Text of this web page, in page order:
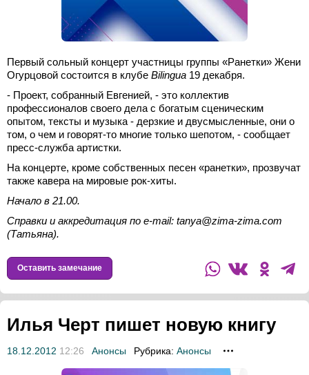
Первый сольный концерт участницы группы «Ранетки» Жени
Огурцовой состоится в клубе Bilingua 19 декабря.
- Проект, собранный Евгенией, - это коллектив
профессионалов своего дела с богатым сценическим
опытом, тексты и музыка - дерзкие и двусмысленные, они о
том, о чем и говорят-то многие только шепотом, - сообщает
пресс-служба артистки.
На концерте, кроме собственных песен «ранетки», прозвучат
также кавера на мировые рок-хиты.
Начало в 21.00.
Справки и аккредитация по e-mail: tanya@zima-zima.com
(Татьяна).
Оставить замечание
Илья Черт пишет новую книгу
18.12.2012 12:26 Анонсы Рубрика: Анонсы